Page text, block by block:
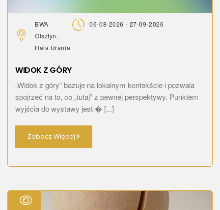
BWA
Olsztyn,
Hala Urania
06-08-2026 - 27-09-2026
WIDOK Z GÓRY
„Widok z góry” bazuje na lokalnym kontekście i pozwala
spojrzeć na to, co „tutaj” z pewnej perspektywy. Punktem
wyjścia do wystawy jest � [...]
Zobacz Więcej